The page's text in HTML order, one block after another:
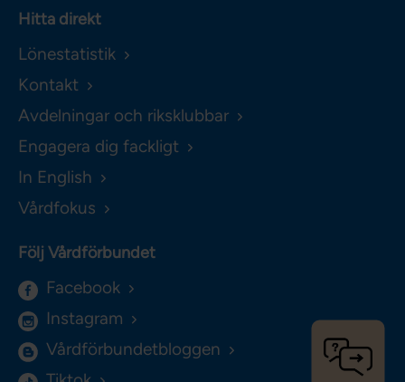
Hitta direkt
Lönestatistik
Kontakt
Avdelningar och riksklubbar
Engagera dig fackligt
In English
Vårdfokus
Följ Vårdförbundet
Facebook
Instagram
Vårdförbundetbloggen